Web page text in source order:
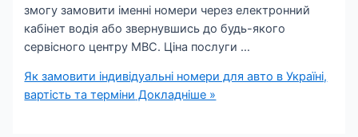
змогу замовити іменні номери через електронний
кабінет водія або звернувшись до будь-якого
сервісного центру МВС. Ціна послуги …
Як замовити індивідуальні номери для авто в Україні,
вартість та терміни Докладніше »